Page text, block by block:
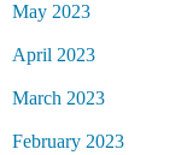
May 2023
April 2023
March 2023
February 2023